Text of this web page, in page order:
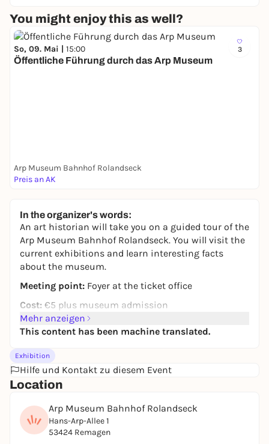
You might enjoy this as well?
3
So, 09. Mai | 15:00
Öffentliche Führung durch das Arp Museum
Arp Museum Bahnhof Rolandseck
Preis an AK
In the organizer's words:
An art historian will take you on a guided tour of the
Arp Museum Bahnhof Rolandseck. You will visit the
current exhibitions and learn interesting facts
about the museum.
Meeting point: Foyer at the ticket office
Cost: €5 plus museum admission
Contact and information:
anmeldung@arpmuseum.orgor +49 2228 9425-36
Mehr anzeigen
This content has been machine translated.
Exhibition
Hilfe und Kontakt zu diesem Event
Location
Arp Museum Bahnhof Rolandseck
Hans-Arp-Allee 1
53424 Remagen